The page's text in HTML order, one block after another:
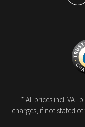
* All prices incl. VAT
charges, if not stated